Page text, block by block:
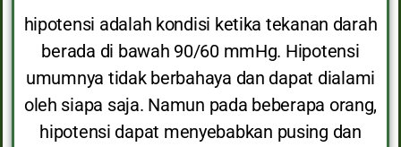
hipotensi adalah kondisi ketika tekanan darah
berada di bawah 90/60 mmHg. Hipotensi
umumnya tidak berbahaya dan dapat dialami
oleh siapa saja. Namun pada beberapa orang,
hipotensi dapat menyebabkan pusing dan